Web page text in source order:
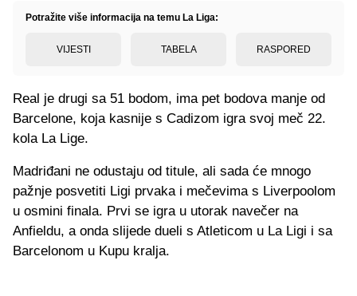
Potražite više informacija na temu La Liga:
VIJESTI TABELA RASPORED
Real je drugi sa 51 bodom, ima pet bodova manje od
Barcelone, koja kasnije s Cadizom igra svoj meč 22.
kola La Lige.
Madriđani ne odustaju od titule, ali sada će mnogo
pažnje posvetiti Ligi prvaka i mečevima s Liverpoolom
u osmini finala. Prvi se igra u utorak navečer na
Anfieldu, a onda slijede dueli s Atleticom u La Ligi i sa
Barcelonom u Kupu kralja.